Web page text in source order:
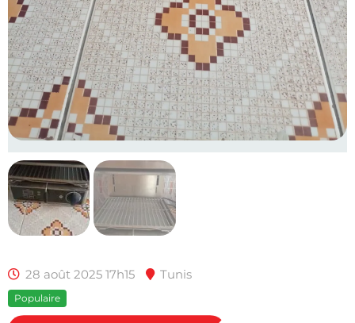
28 août 2025 17h15 Tunis
Populaire